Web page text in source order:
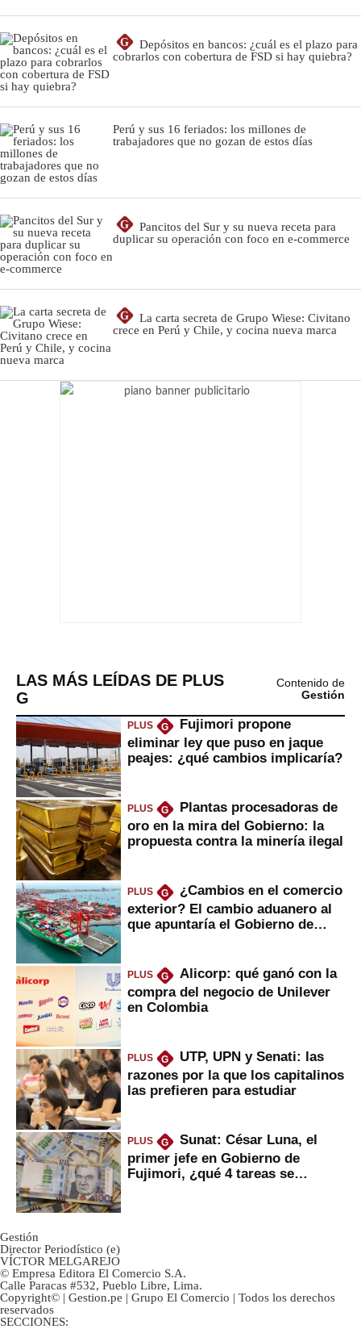
G
Depósitos en bancos: ¿cuál es el plazo para
cobrarlos con cobertura de FSD si hay quiebra?
Perú y sus 16 feriados: los millones de
trabajadores que no gozan de estos días
G
Pancitos del Sur y su nueva receta para
duplicar su operación con foco en e-commerce
G
La carta secreta de Grupo Wiese: Civitano
crece en Perú y Chile, y cocina nueva marca
LAS MÁS LEÍDAS DE PLUS
G
Contenido de
Gestión
PLUS G
Fujimori propone
eliminar ley que puso en jaque
peajes: ¿qué cambios implicaría?
PLUS G
Plantas procesadoras de
oro en la mira del Gobierno: la
propuesta contra la minería ilegal
PLUS G
¿Cambios en el comercio
exterior? El cambio aduanero al
que apuntaría el Gobierno de
PLUS G
Alicorp: qué ganó con la
compra del negocio de Unilever
en Colombia
PLUS G
UTP, UPN y Senati: las
razones por la que los capitalinos
las prefieren para estudiar
PLUS G
Sunat: César Luna, el
primer jefe en Gobierno de
Fujimori, ¿qué 4 tareas se
Gestión
Director Periodístico (e)
VÍCTOR MELGAREJO
© Empresa Editora El Comercio S.A.
Calle Paracas #532, Pueblo Libre, Lima.
Copyright© | Gestion.pe | Grupo El Comercio | Todos los derechos
reservados
SECCIONES: